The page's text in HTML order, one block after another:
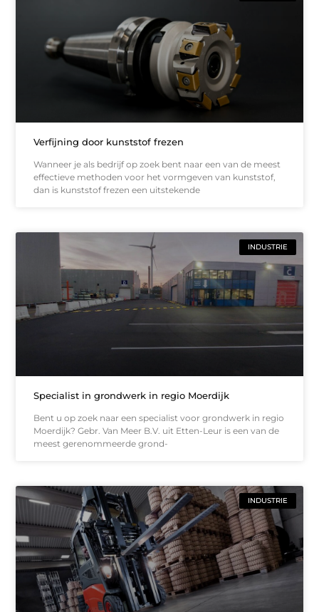
Verfijning door kunststof frezen
Wanneer je als bedrijf op zoek bent naar een van de meest
effectieve methoden voor het vormgeven van kunststof,
dan is kunststof frezen een uitstekende
INDUSTRIE
Specialist in grondwerk in regio Moerdijk
Bent u op zoek naar een specialist voor grondwerk in regio
Moerdijk? Gebr. Van Meer B.V. uit Etten-Leur is een van de
meest gerenommeerde grond-
INDUSTRIE